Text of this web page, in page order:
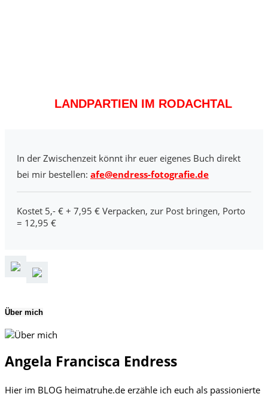
LANDPARTIEN IM RODACHTAL
In der Zwischenzeit könnt ihr euer eigenes Buch direkt
bei mir bestellen: afe@endress-fotografie.de
Kostet 5,- € + 7,95 € Verpacken, zur Post bringen, Porto
= 12,95 €
Über mich
Angela Francisca Endress
Hier im BLOG heimatruhe.de erzähle ich euch als passionierte